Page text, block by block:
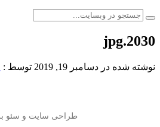
2030.jpg
نوشته شده در دسامبر 19, 2019 توسط :